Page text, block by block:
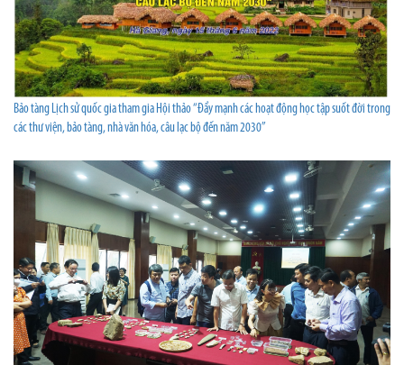
Bảo tàng Lịch sử quốc gia tham gia Hội thảo “Đẩy mạnh các hoạt động học tập suốt đời trong
các thư viện, bảo tàng, nhà văn hóa, câu lạc bộ đến năm 2030”